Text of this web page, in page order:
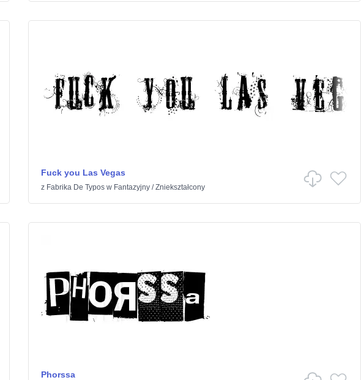
Fuck you Las Vegas
z Fabrika De Typosw Fantazyjny/Zniekształcony
Phorssa